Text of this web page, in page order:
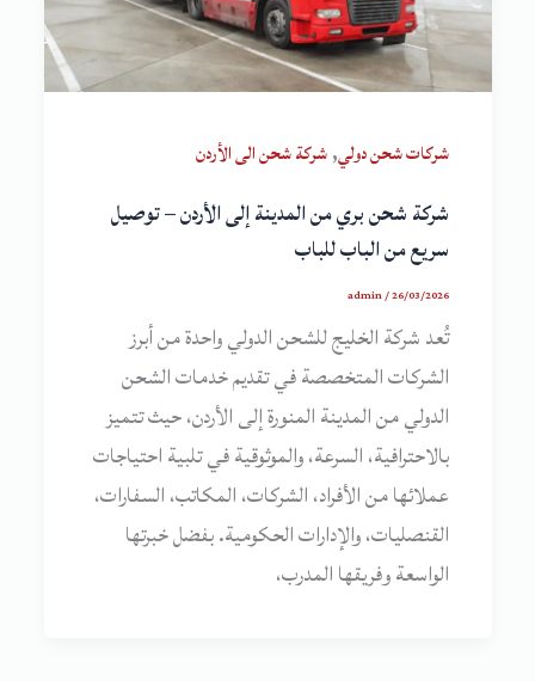
شركات شحن دولي,شركة شحن الى الأردن
شركة شحن بري من المدينة إلى الأردن – توصيل
سريع من الباب للباب
admin/26/03/2026
تُعد شركة الخليج للشحن الدولي واحدة من أبرز
الشركات المتخصصة في تقديم خدمات الشحن
الدولي من المدينة المنورة إلى الأردن، حيث تتميز
بالاحترافية، السرعة، والموثوقية في تلبية احتياجات
عملائها من الأفراد، الشركات، المكاتب، السفارات،
القنصليات، والإدارات الحكومية. بفضل خبرتها
الواسعة وفريقها المدرب،